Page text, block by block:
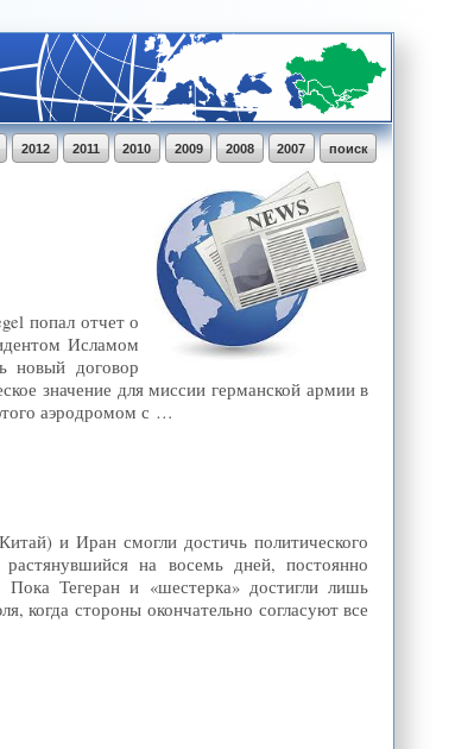
поиск
2007
2008
2009
2010
2011
2012
попал отчет о
Исламом
новый договор
значение для миссии германской армии в
аэродромом с …
и Иран смогли достичь политического
на восемь дней, постоянно
Тегеран и «шестерка» достигли лишь
когда стороны окончательно согласуют все